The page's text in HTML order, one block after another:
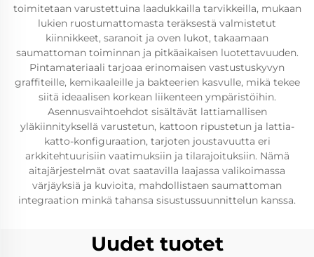
toimitetaan varustettuina laadukkailla tarvikkeilla, mukaan
lukien ruostumattomasta teräksestä valmistetut
kiinnikkeet, saranoit ja oven lukot, takaamaan
saumattoman toiminnan ja pitkäaikaisen luotettavuuden.
Pintamateriaali tarjoaa erinomaisen vastustuskyvyn
graffiteille, kemikaaleille ja bakteerien kasvulle, mikä tekee
siitä ideaalisen korkean liikenteen ympäristöihin.
Asennusvaihtoehdot sisältävät lattiamallisen
yläkiinnityksellä varustetun, kattoon ripustetun ja lattia-
katto-konfiguraation, tarjoten joustavuutta eri
arkkitehtuurisiin vaatimuksiin ja tilarajoituksiin. Nämä
aitajärjestelmät ovat saatavilla laajassa valikoimassa
värjäyksiä ja kuvioita, mahdollistaen saumattoman
integraation minkä tahansa sisustussuunnittelun kanssa.
Uudet tuotet